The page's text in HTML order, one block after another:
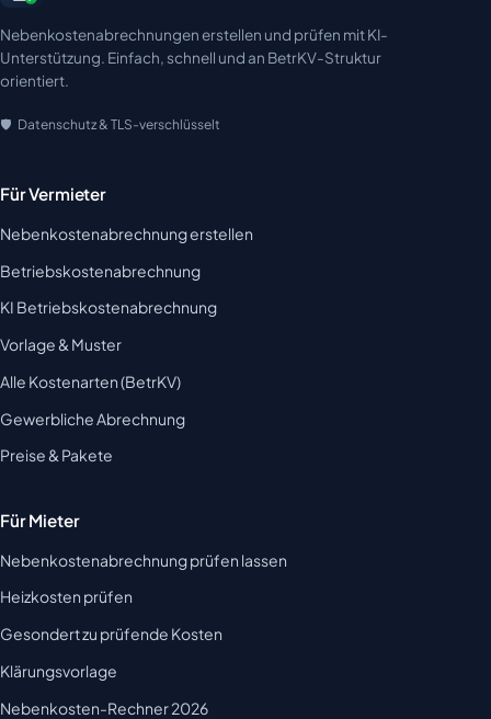
Nebenkostenabrechnungen erstellen und prüfen mit KI-
Unterstützung. Einfach, schnell und an BetrKV-Struktur
orientiert.
Datenschutz & TLS-verschlüsselt
Für Vermieter
Nebenkostenabrechnung erstellen
Betriebskostenabrechnung
KI Betriebskostenabrechnung
Vorlage & Muster
Alle Kostenarten (BetrKV)
Gewerbliche Abrechnung
Preise & Pakete
Für Mieter
Nebenkostenabrechnung prüfen lassen
Heizkosten prüfen
Gesondert zu prüfende Kosten
Klärungsvorlage
Nebenkosten-Rechner 2026